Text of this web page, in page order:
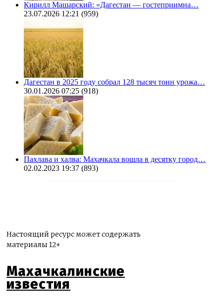
Кирилл Машарский: «Дагестан — гостеприимна…
23.07.2026 12:21 (959)
Дагестан в 2025 году собрал 128 тысяч тонн урожа…
30.01.2026 07:25 (918)
Пахлава и халва: Махачкала вошла в десятку город…
02.02.2023 19:37 (893)
Настоящий ресурс может содержать
материалы 12+
Махачкалинские
известия